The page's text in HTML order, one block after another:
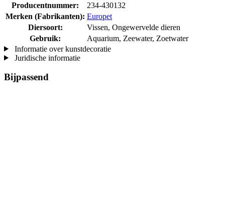
Producentnummer:
234-430132
Merken (Fabrikanten): Europet
Diersoort:
Vissen, Ongewervelde dieren
Gebruik:
Aquarium, Zeewater, Zoetwater
Informatie over kunstdecoratie
Juridische informatie
Bijpassend